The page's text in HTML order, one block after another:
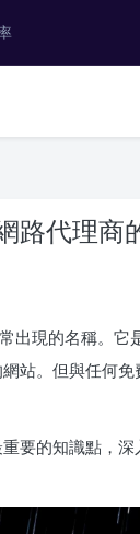
路代理商
出現的名稱。它
站。但與任何
要的知識點，